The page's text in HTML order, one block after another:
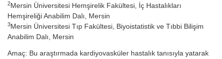
2Mersin Üniversitesi Hemşirelik Fakültesi, İç Hastalıkları
Hemşireliği Anabilim Dalı, Mersin
3Mersin Üniversitesi Tıp Fakültesi, Biyoistatistik ve Tıbbi Bilişim
Anabilim Dalı, Mersin
Amaç: Bu araştırmada kardiyovasküler hastalık tanısıyla yatarak